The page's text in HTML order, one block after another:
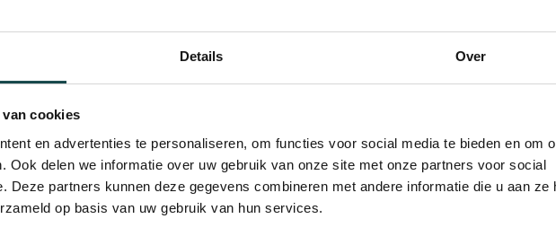
Details Over
cookies
en advertenties te personaliseren, om functies voor social media te bieden en om
Ook delen we informatie over uw gebruik van onze site met onze partners voor social
Deze partners kunnen deze gegevens combineren met andere informatie die u aan ze
op basis van uw gebruik van hun services.